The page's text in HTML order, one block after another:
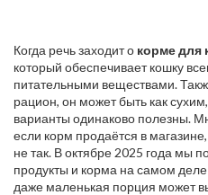
Когда речь заходит о корме для
который обеспечивает кошку
питательными веществами.
рацион, он может быть как
варианты одинаково полезны.
если корм продаётся в
не так. В октябре 2025 года мы
продукты и корма на самом
даже маленькая порция может